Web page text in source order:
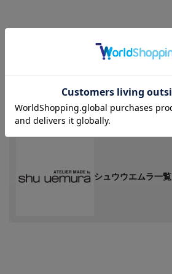
HOME メイクアップ メイク雑貨
HOME 全商品
シュウウエムラ一覧